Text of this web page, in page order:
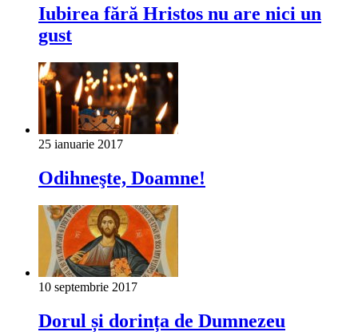
Iubirea fără Hristos nu are nici un
gust
25 ianuarie 2017
Odihneşte, Doamne!
10 septembrie 2017
Dorul și dorința de Dumnezeu